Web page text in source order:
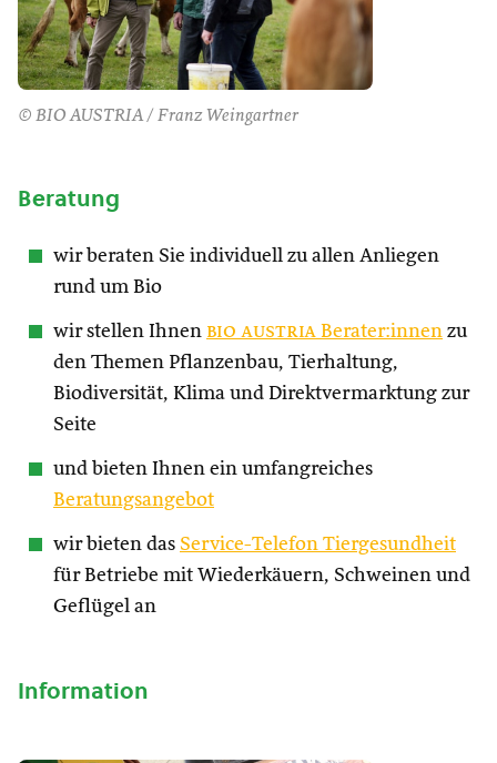
© BIO AUSTRIA / Franz Weingartner
Beratung
wir beraten Sie individuell zu allen Anliegen
rund um Bio
wir stellen Ihnen bio austria Berater:innen zu
den Themen Pflanzenbau, Tierhaltung,
Biodiversität, Klima und Direktvermarktung zur
Seite
und bieten Ihnen ein umfangreiches
Beratungsangebot
wir bieten das Service-Telefon Tiergesundheit
für Betriebe mit Wiederkäuern, Schweinen und
Geflügel an
Information